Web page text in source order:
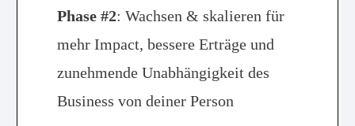
Phase #2: Wachsen & skalieren für
mehr Impact, bessere Erträge und
zunehmende Unabhängigkeit des
Business von deiner Person